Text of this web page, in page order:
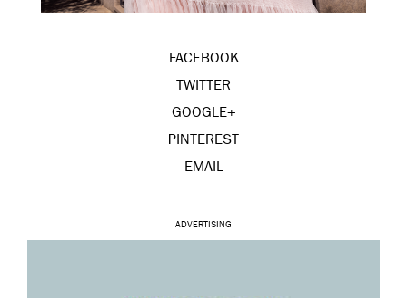
FACEBOOK
TWITTER
GOOGLE+
PINTEREST
EMAIL
ADVERTISING